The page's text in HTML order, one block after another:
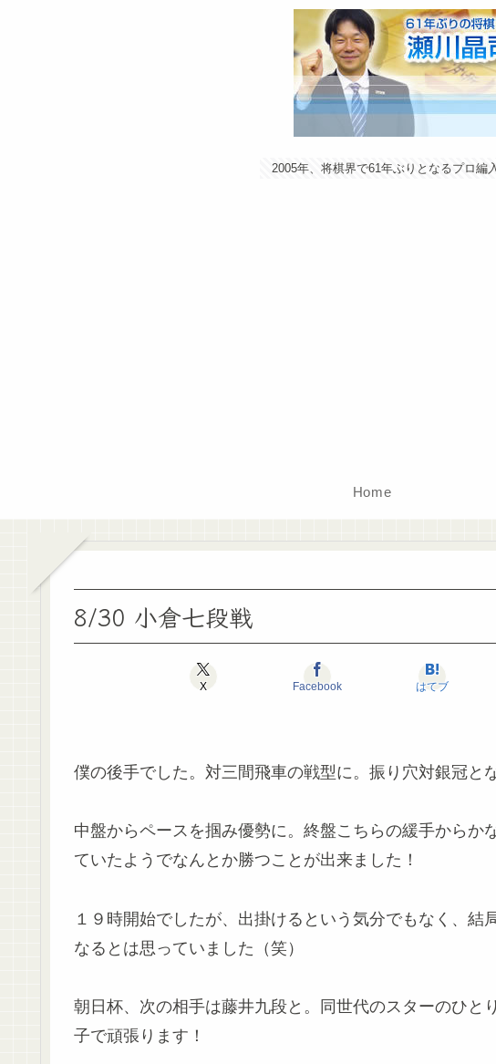
2005年、将棋界で61年ぶりとなるプロ
Home
8/30 小倉七段戦
X Facebook はてブ
僕の後手でした。対三間飛車の戦型に。振り穴対銀冠と
中盤からペースを掴み優勢に。終盤こちらの緩手からか
ていたようでなんとか勝つことが出来ました！
１９時開始でしたが、出掛けるという気分でもなく、結
なるとは思っていました（笑）
朝日杯、次の相手は藤井九段と。同世代のスターのひと
子で頑張ります！